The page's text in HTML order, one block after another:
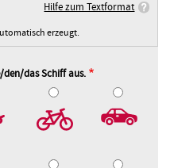
Hilfe zum Textformat
erzeugt.
den/das Schiff aus.